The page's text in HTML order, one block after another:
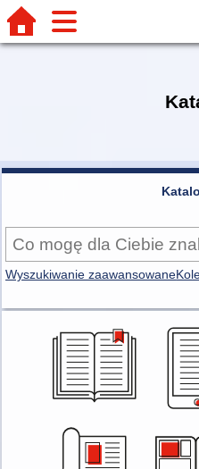
Wyszukiwanie zaawansowane